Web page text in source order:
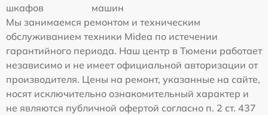
шкафов
машин
Мы занимаемся ремонтом и техническим
обслуживанием техники Midea по истечении
гарантийного периода. Наш центр в Тюмени работает
независимо и не имеет официальной авторизации от
производителя. Цены на ремонт, указанные на сайте,
носят исключительно ознакомительный характер и
не являются публичной офертой согласно п. 2 ст. 437